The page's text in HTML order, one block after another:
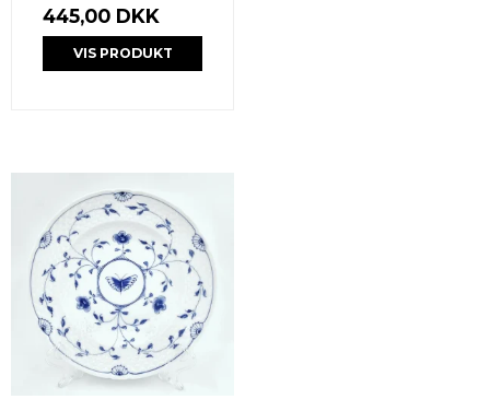
445,00 DKK
VIS PRODUKT